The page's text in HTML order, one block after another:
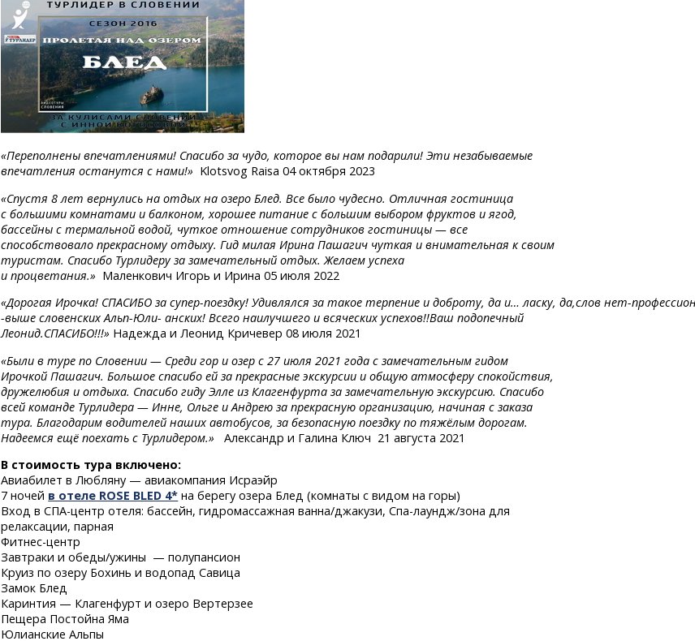
«Переполнены впечатлениями! Спасибо за чудо, которое вы нам подарили! Эти незабываемые
впечатления останутся с нами!» Klotsvog Raisa 04 октября 2023
«Спустя 8 лет вернулись на отдых на озеро Блед. Все было чудесно. Отличная гостиница
с большими комнатами и балконом, хорошее питание с большим выбором фруктов и ягод,
бассейны с термальной водой, чуткое отношение сотрудников гостиницы — все
способствовало прекрасному отдыху. Гид милая Ирина Пашагич чуткая и внимательная к своим
туристам. Спасибо Турлидеру за замечательный отдых. Желаем успеха
и процветания.» Маленкович Игорь и Ирина 05 июля 2022
«ДорогаяИрочка! СПАСИБОза супер-поездку! Удивлялсяза такоетерпениеи доброту,да и…ласку,да,словнет-
-выше словенскихАльп-Юли- анских! Всего наилучшего и всяческих успехов!!Ваш подопечный
Леонид.СПАСИБО!!!» Надежда и Леонид Кричевер 08 июля 2021
«Были в туре по Словении — Среди гор и озер с 27 июля 2021 года с замечательным гидом
Ирочкой Пашагич. Большое спасибо ей за прекрасные экскурсии и общую атмосферу спокойствия,
дружелюбия и отдыха. Спасибо гиду Элле из Клагенфурта за замечательную экскурсию. Спасибо
всей команде Турлидера — Инне, Ольге и Андрею за прекрасную организацию, начиная с заказа
тура. Благодарим водителей наших автобусов, за безопасную поездку по тяжёлым дорогам.
Надеемся ещё поехать с Турлидером.»
Александр и Галина Ключ 21 августа 2021
В стоимость тура включено:
Авиабилет в Любляну — авиакомпания Исраэйр
7 ночей в отеле ROSE BLED 4* на берегу озера Блед (комнаты с видом на горы)
Входв СПА-центр отеля: бассейн, гидромассажная ванна/джакузи,Спа-лаундж/зона для
релаксации, парная
Фитнес-центр
Завтраки и обеды/ужины — полупансион
Круиз по озеру Бохинь и водопад Савица
Замок Блед
Каринтия — Клагенфурт и озеро Вертерзее
Пещера Постойна Яма
Юлианские Альпы